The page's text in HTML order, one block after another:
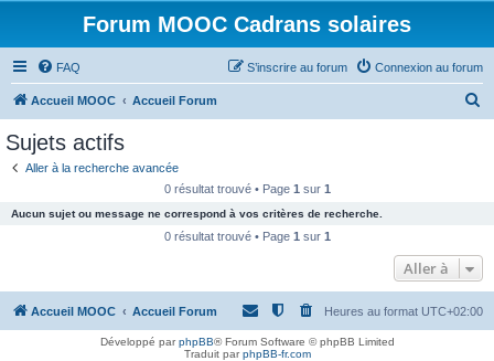
Forum MOOC Cadrans solaires
FAQ Connexion au forum
S’inscrire au forum
Accueil MOOC Accueil Forum
c
e
Sujets actifs
Aller à la recherche avancée
0 résultat trouvé • Page 1 sur 1
Aucun sujet ou message ne correspond à vos critères de recherche.
0 résultat trouvé • Page 1 sur 1
Aller à
Accueil MOOC Accueil Forum Heures au format UTC+02:00
Développé parphpBB® Forum Software © phpBB Limited
Traduit parphpBB-fr.com